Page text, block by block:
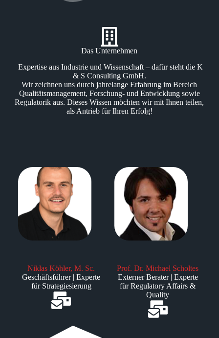
Das Unternehmen
Expertise aus Industrie und Wissenschaft –dafür steht die K
& S Consulting GmbH.
Wir zeichnen uns durch jahrelange Erfahrung im Bereich
Qualitätsmanagement, Forschung- und Entwicklung sowie
Regulatorik aus. Dieses Wissen möchten wir mit Ihnen teilen,
als Antrieb für Ihren Erfolg!
Niklas Köhler, M. Sc.
Geschäftsführer | Experte
für Strategiesierung
Prof. Dr. Michael Scholtes
Externer Berater | Experte
für Regulatory Affairs &
Quality